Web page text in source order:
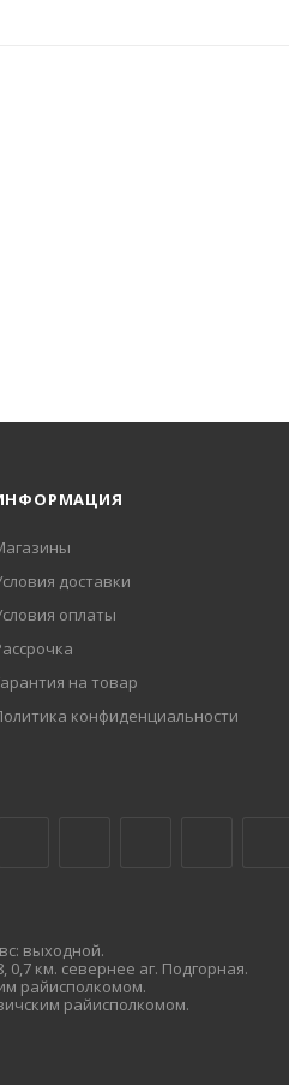
доставки
оплаты
на товар
конфиденциальности
выходной.
0,7 км. севернее аг. Подгорная.
райисполкомом.
райисполкомом.